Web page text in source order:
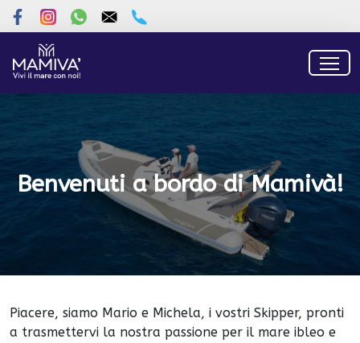
Benvenuti a bordo di Mamivà!
Piacere, siamo Mario e Michela, i vostri Skipper, pronti
a trasmettervi la nostra passione per il mare ibleo e